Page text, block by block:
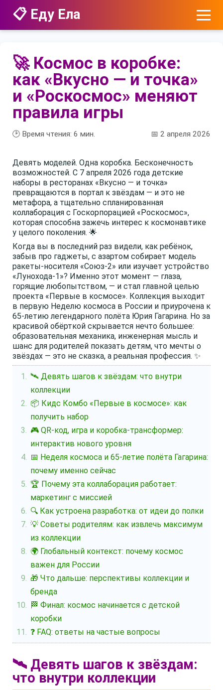
📋 Еду Ела
🚀 Космос в коробке:
как «Вкусно — и точка»
и «Роскосмос» меняют
правила игры
🕑 Время чтения: 6 мин. 📅 2 апреля 2026
Девять моделей. Одна коробка. Бесконечность
возможностей. С 7 апреля 2026 года детские
наборы в ресторанах «Вкусно — и точка»
превращаются в портал к звёздам — и это не
метафора, а тщательно спланированная
коллаборация с Госкорпорацией «Роскосмос»,
которая способна зажечь интерес к космонавтике
у целого поколения. 🌟
Когда вы в последний раз видели, как ребёнок,
забыв про гаджеты, с азартом собирает модель
ракеты-носителя «Союз-2» или изучает устройство
«Лунохода-1»? Именно этот момент — глаза,
горящие любопытством, — и стал главной целью
проекта «Первые в космосе». Коллекция выходит
в первую Неделю космоса в России и приурочена к
65-летию легендарного полёта Юрия Гагарина. Но за
красивой обёрткой скрывается нечто большее:
образовательная механика, инженерная мысль и
шанс для родителей показать детям, что мечты о
звёздах — это не сказка, а реальная профессия. ✨
🛰️ Девять шагов к звёздам: что внутри
коллекции
📦 Кидс Комбо «Первые в космосе»: как
получить набор
🎮 QR-код, игра и коробка-трансформер:
интерактив нового уровня
📅 Неделя космоса и 65-летие полёта Гагарина:
почему именно сейчас
🏆 Почему эта коллаборация работает:
маркетинг с миссией
🔍 Как устроена разработка: от идеи до полки
💡 Советы родителям: как извлечь максимум
из коллекции
🌍 Глобальный контекст: почему космос
важен для России
🎁 Что дальше: перспективы коллекции и
бренда
🏁 Финал: космос начинается с детской
коробки
❓ FAQ: ответы на частые вопросы
🛰️ Девять шагов к звёздам:
что внутри коллекции